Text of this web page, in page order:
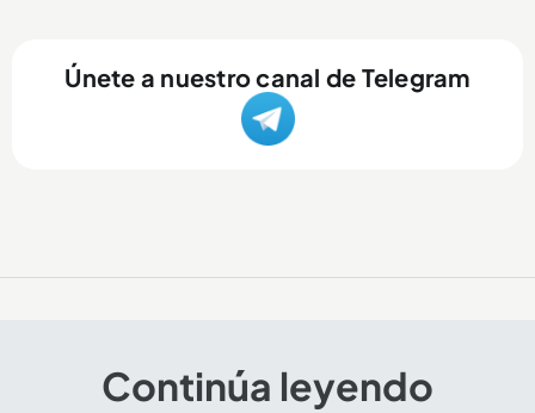
Únete a nuestro canal de Telegram
Continúa leyendo